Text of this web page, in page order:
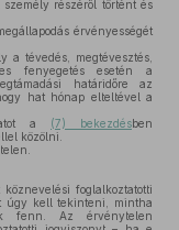
részéről történt és
érvényességét
a tévedés, megtévesztés,
fenyegetés esetén a
határidőre az
hat hónap elteltével a
a (7) bekezdésben
közölni.
foglalkoztatotti
úgy kell tekinteni, mintha
fenn. Az érvénytelen